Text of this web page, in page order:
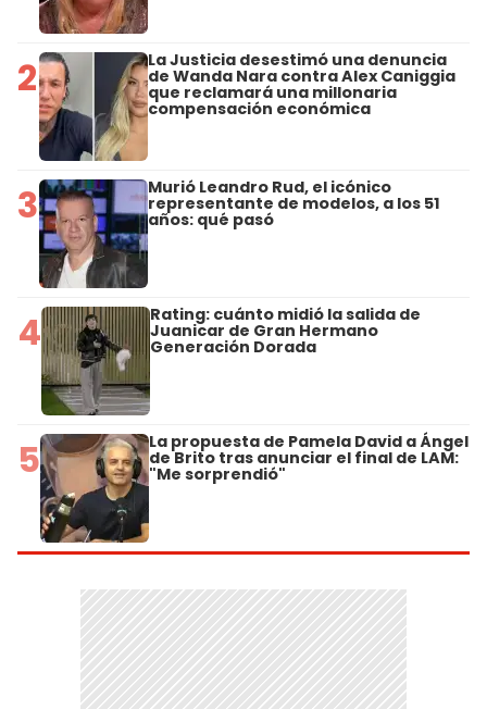
2 La Justicia desestimó una denuncia
de Wanda Nara contra Alex Caniggia
que reclamará una millonaria
compensación económica
3 Murió Leandro Rud, el icónico
representante de modelos, a los 51
años: qué pasó
4 Rating: cuánto midió la salida de
Juanicar de Gran Hermano
Generación Dorada
5 La propuesta de Pamela David a Ángel
de Brito tras anunciar el final de LAM:
"Me sorprendió"